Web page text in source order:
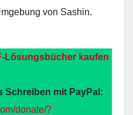
von Sashin.
Lösungsbücher kaufen
Schreiben mit PayPal:
donate/?